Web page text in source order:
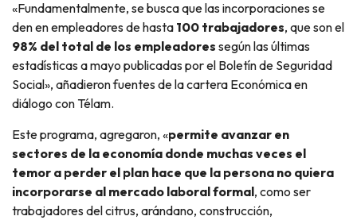
«Fundamentalmente, se busca que las incorporaciones se
den en empleadores de hasta 100 trabajadores, que son el
98% del total de los empleadores según las últimas
estadísticas a mayo publicadas por el Boletín de Seguridad
Social», añadieron fuentes de la cartera Económica en
diálogo con Télam.
Este programa, agregaron, «permite avanzar en
sectores de la economía donde muchas veces el
temor a perder el plan hace que la persona no quiera
incorporarse al mercado laboral formal, como ser
trabajadores del citrus, arándano, construcción,